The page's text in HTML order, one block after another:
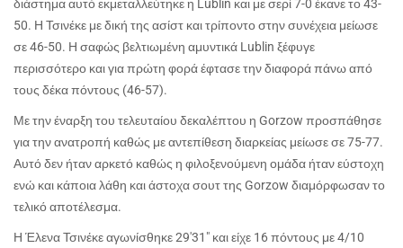
διάστημα αυτό εκμεταλλεύτηκε η Lublin και με σερί 7-0 έκανε το 43-
50. Η Τσινέκε με δική της ασίστ και τρίποντο στην συνέχεια μείωσε
σε 46-50. Η σαφώς βελτιωμένη αμυντικά Lublin ξέφυγε
περισσότερο και για πρώτη φορά έφτασε την διαφορά πάνω από
τους δέκα πόντους (46-57).
Με την έναρξη του τελευταίου δεκαλέπτου η Gorzow προσπάθησε
για την ανατροπή καθώς με αντεπίθεση διαρκείας μείωσε σε 75-77.
Αυτό δεν ήταν αρκετό καθώς η φιλοξενούμενη ομάδα ήταν εύστοχη
ενώ και κάποια λάθη και άστοχα σουτ της Gorzow διαμόρφωσαν το
τελικό αποτέλεσμα.
Η Έλενα Τσινέκε αγωνίσθηκε 29'31" και είχε 16 πόντους με 4/10